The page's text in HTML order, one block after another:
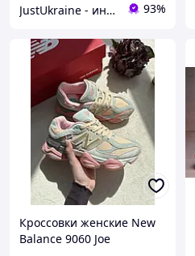
JustUkraine - интернет магазин мужской и женской обуви 93%
Кроссовки женские New
Balance 9060 Joe